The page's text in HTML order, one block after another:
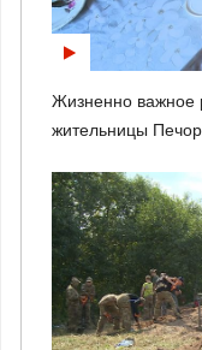
Жизненно важное
жительницы